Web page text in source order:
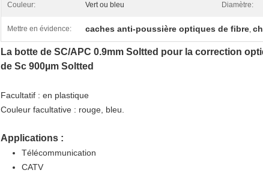
Couleur: Vert ou bleu Diamètre:
Mettre en évidence: caches anti-poussière optiques de fibre,
La botte de SC/APC 0.9mm Soltted pour la correction
de Sc 900µm Soltted
Facultatif : en plastique
Couleur facultative : rouge, bleu.
Applications :
Télécommunication
CATV